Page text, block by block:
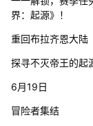
界：起源》！
重回布拉齐恩大陆
探寻不灭帝王的起
6月19日
冒险者集结